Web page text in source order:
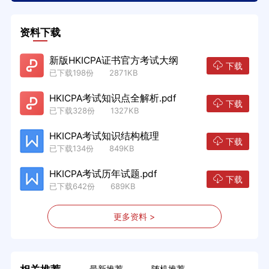
资料下载
新版HKICPA证书官方考试大纲
已下载198份 2871KB
下载
HKICPA考试知识点全解析.pdf
已下载328份 1327KB
下载
HKICPA考试知识结构梳理
已下载134份 849KB
下载
HKICPA考试历年试题.pdf
已下载642份 689KB
下载
更多资料 >